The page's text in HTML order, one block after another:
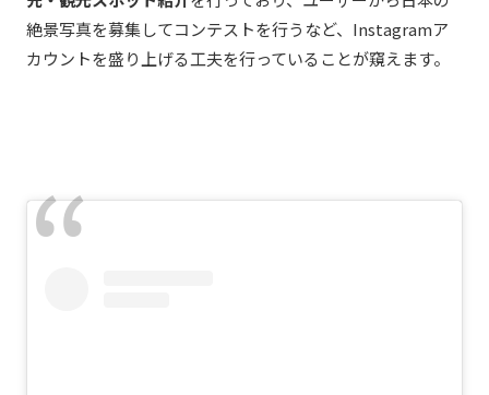
絶景写真を募集してコンテストを行うなど、Instagramア
カウントを盛り上げる工夫を行っていることが窺えます。